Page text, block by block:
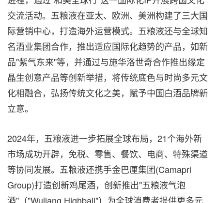
交流活动。五粮液在亚太、欧洲、美洲构建了三大国
际营销中心，打造海外运营模式。五粮液还与全球知
名酒业集团合作，推出适应国际化趋势的产品，如新
品"紫气东来"等，并通过与施华洛世奇合作推出缘定
晶生创意产品等创新举措，将传统底色与时尚多元文
化相融合，弘扬传统文化之美，赋予中国白酒品牌新
立意。
2024年，五粮液进一步拓展全球布局，21个海外新
市场成功开辟，免税、零售、餐饮、电商、特殊渠道
等协同发展。五粮液还携手金巴厘集团(Camapri
Group)打造创新鸡尾酒，创新推出"五粮液气泡
酒"（"Wuliang Highball"）为全球消费者提供更多元